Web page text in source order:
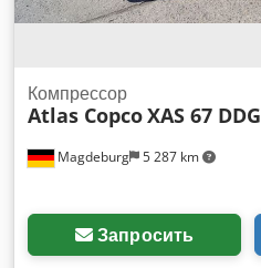
Magdeburg 5 287 km
Компрессор
Atlas CopcoXAS 67 DDG
Запросить